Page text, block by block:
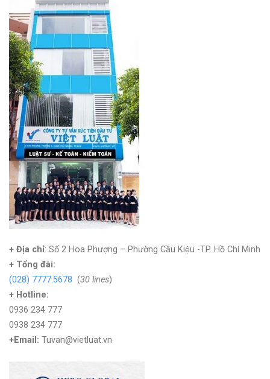
+ Địa chỉ: Số 2 Hoa Phượng – Phường Cầu Kiệu -TP. Hồ Chí Minh
+ Tổng đài:
(028) 7777.5678 (30 lines)
+ Hotline:
0936 234 777
0938 234 777
+Email: Tuvan@vietluat.vn